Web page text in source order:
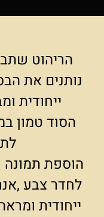
הריהוט
נותנים את
ייחודית
הסוד טמון
הוספת תמונה
לחדר צבע
ייחודית